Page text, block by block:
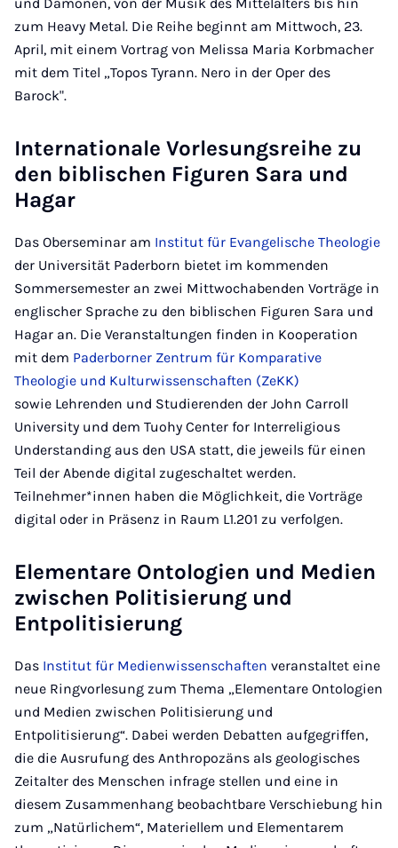
zum Heavy Metal. Die Reihe beginnt am Mittwoch, 23.
April, mit einem Vortrag von Melissa Maria Korbmacher
mit dem Titel „Topos Tyrann. Nero in der Oper des
Barock".
Internationale Vorlesungsreihe zu
den biblischen Figuren Sara und
Hagar
Das Oberseminar am Institut für Evangelische Theologie
der Universität Paderborn bietet im kommenden
Sommersemester an zwei Mittwochabenden Vorträge in
englischer Sprache zu den biblischen Figuren Sara und
Hagar an. Die Veranstaltungen finden in Kooperation
mit dem Paderborner Zentrum für Komparative
Theologie und Kulturwissenschaften (ZeKK)
sowie Lehrenden und Studierenden der John Carroll
University und dem Tuohy Center for Interreligious
Understanding aus den USA statt, die jeweils für einen
Teil der Abende digital zugeschaltet werden.
Teilnehmer*innen haben die Möglichkeit, die Vorträge
digital oder in Präsenz in Raum L1.201 zu verfolgen.
Elementare Ontologien und Medien
zwischen Politisierung und
Entpolitisierung
Das Institut für Medienwissenschaften veranstaltet eine
neue Ringvorlesung zum Thema „Elementare Ontologien
und Medien zwischen Politisierung und
Entpolitisierung“. Dabei werden Debatten aufgegriffen,
die die Ausrufung des Anthropozäns als geologisches
Zeitalter des Menschen infrage stellen und eine in
diesem Zusammenhang beobachtbare Verschiebung hin
zum „Natürlichem“, Materiellem und Elementarem